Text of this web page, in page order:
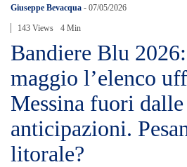
Giuseppe Bevacqua - 07/05/2026
143 Views 4 Min
Bandiere Blu
maggio l’elenco
Messina fuori dalle
anticipazioni.
litorale?